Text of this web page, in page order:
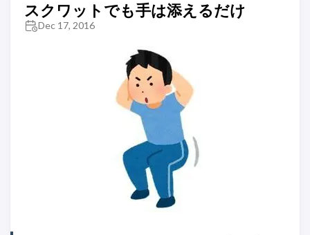
スクワットでも手は添えるだけ
Dec 17, 2016